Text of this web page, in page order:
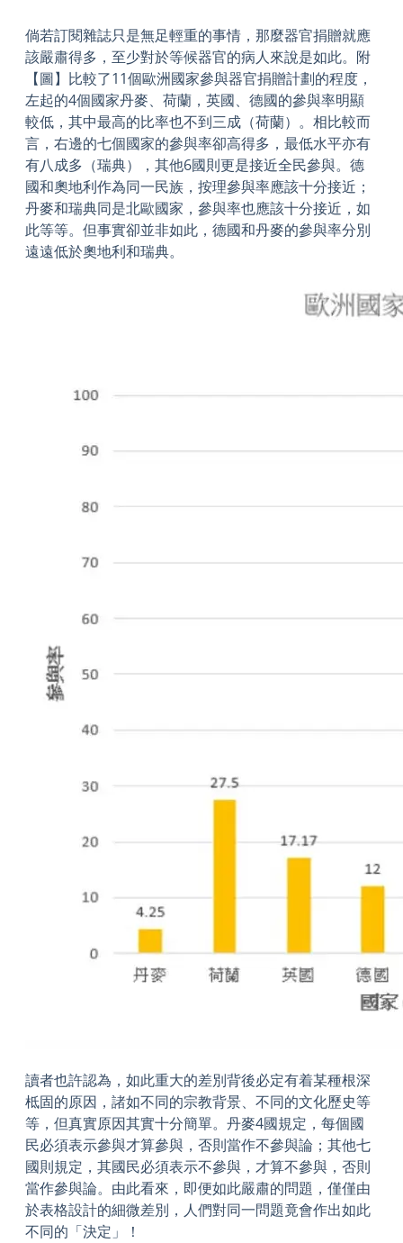
倘若訂閱雜誌只是無足輕重的事情，那麼器官捐贈就應
該嚴肅得多，至少對於等候器官的病人來說是如此。附
【圖】比較了11個歐洲國家參與器官捐贈計劃的程度，
左起的4個國家丹麥、荷蘭，英國、德國的參與率明顯
較低，其中最高的比率也不到三成（荷蘭）。相比較而
言，右邊的七個國家的參與率卻高得多，最低水平亦有
有八成多（瑞典），其他6國則更是接近全民參與。德
國和奧地利作為同一民族，按理參與率應該十分接近；
丹麥和瑞典同是北歐國家，參與率也應該十分接近，如
此等等。但事實卻並非如此，德國和丹麥的參與率分別
遠遠低於奧地利和瑞典。
讀者也許認為，如此重大的差別背後必定有着某種根深
柢固的原因，諸如不同的宗教背景、不同的文化歷史等
等，但真實原因其實十分簡單。丹麥4國規定，每個國
民必須表示參與才算參與，否則當作不參與論；其他七
國則規定，其國民必須表示不參與，才算不參與，否則
當作參與論。由此看來，即便如此嚴肅的問題，僅僅由
於表格設計的細微差別，人們對同一問題竟會作出如此
不同的「決定」！